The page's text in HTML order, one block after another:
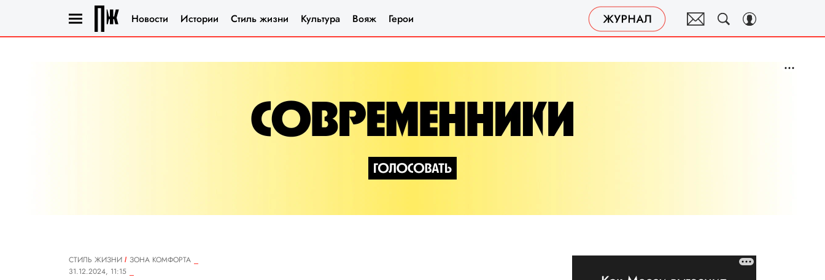
Новости Истории Стиль жизни Культура Вояж Герои
СТИЛЬ ЖИЗНИ
ЗОНА КОМФОРТА
31.12.2024, 11:15